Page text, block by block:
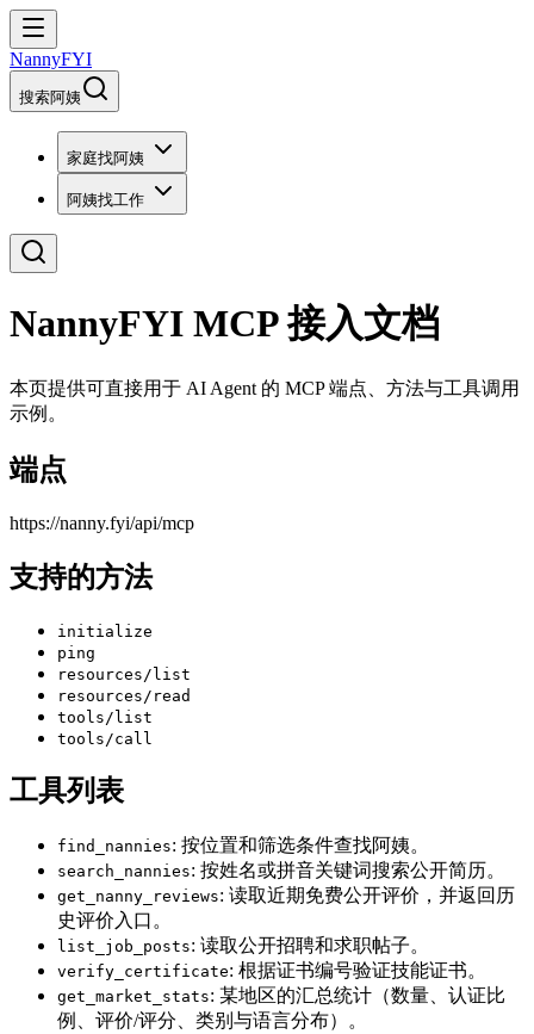
NannyFYI
搜索阿姨
家庭找阿姨
阿姨找工作
NannyFYI MCP 接入文档
本页提供可直接用于 AI Agent 的 MCP 端点、方法与工具调用
示例。
端点
https://nanny.fyi/api/mcp
支持的方法
initialize
ping
resources/list
resources/read
tools/list
tools/call
工具列表
find_nannies: 按位置和筛选条件查找阿姨。
search_nannies: 按姓名或拼音关键词搜索公开简历。
get_nanny_reviews: 读取近期免费公开评价，并返回历
史评价入口。
list_job_posts: 读取公开招聘和求职帖子。
verify_certificate: 根据证书编号验证技能证书。
get_market_stats: 某地区的汇总统计（数量、认证比
例、评价/评分、类别与语言分布）。